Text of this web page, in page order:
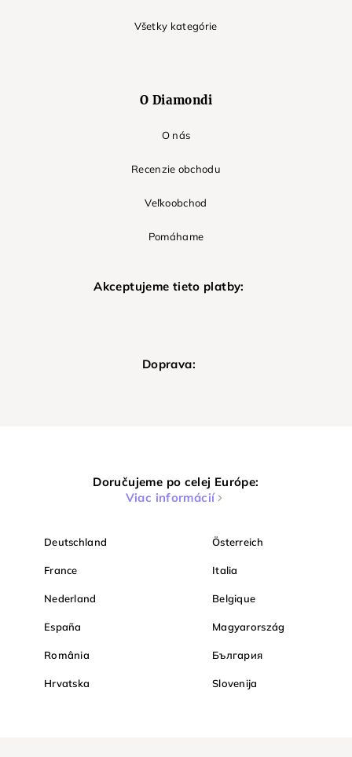
Všetky kategórie
O Diamondi
O nás
Recenzie obchodu
Veľkoobchod
Pomáhame
Akceptujeme tieto platby:
Doprava:
Doručujeme po celej Európe:
Viac informácií
Deutschland Österreich
France Italia
Nederland Belgique
España Magyarország
România България
Hrvatska Slovenija